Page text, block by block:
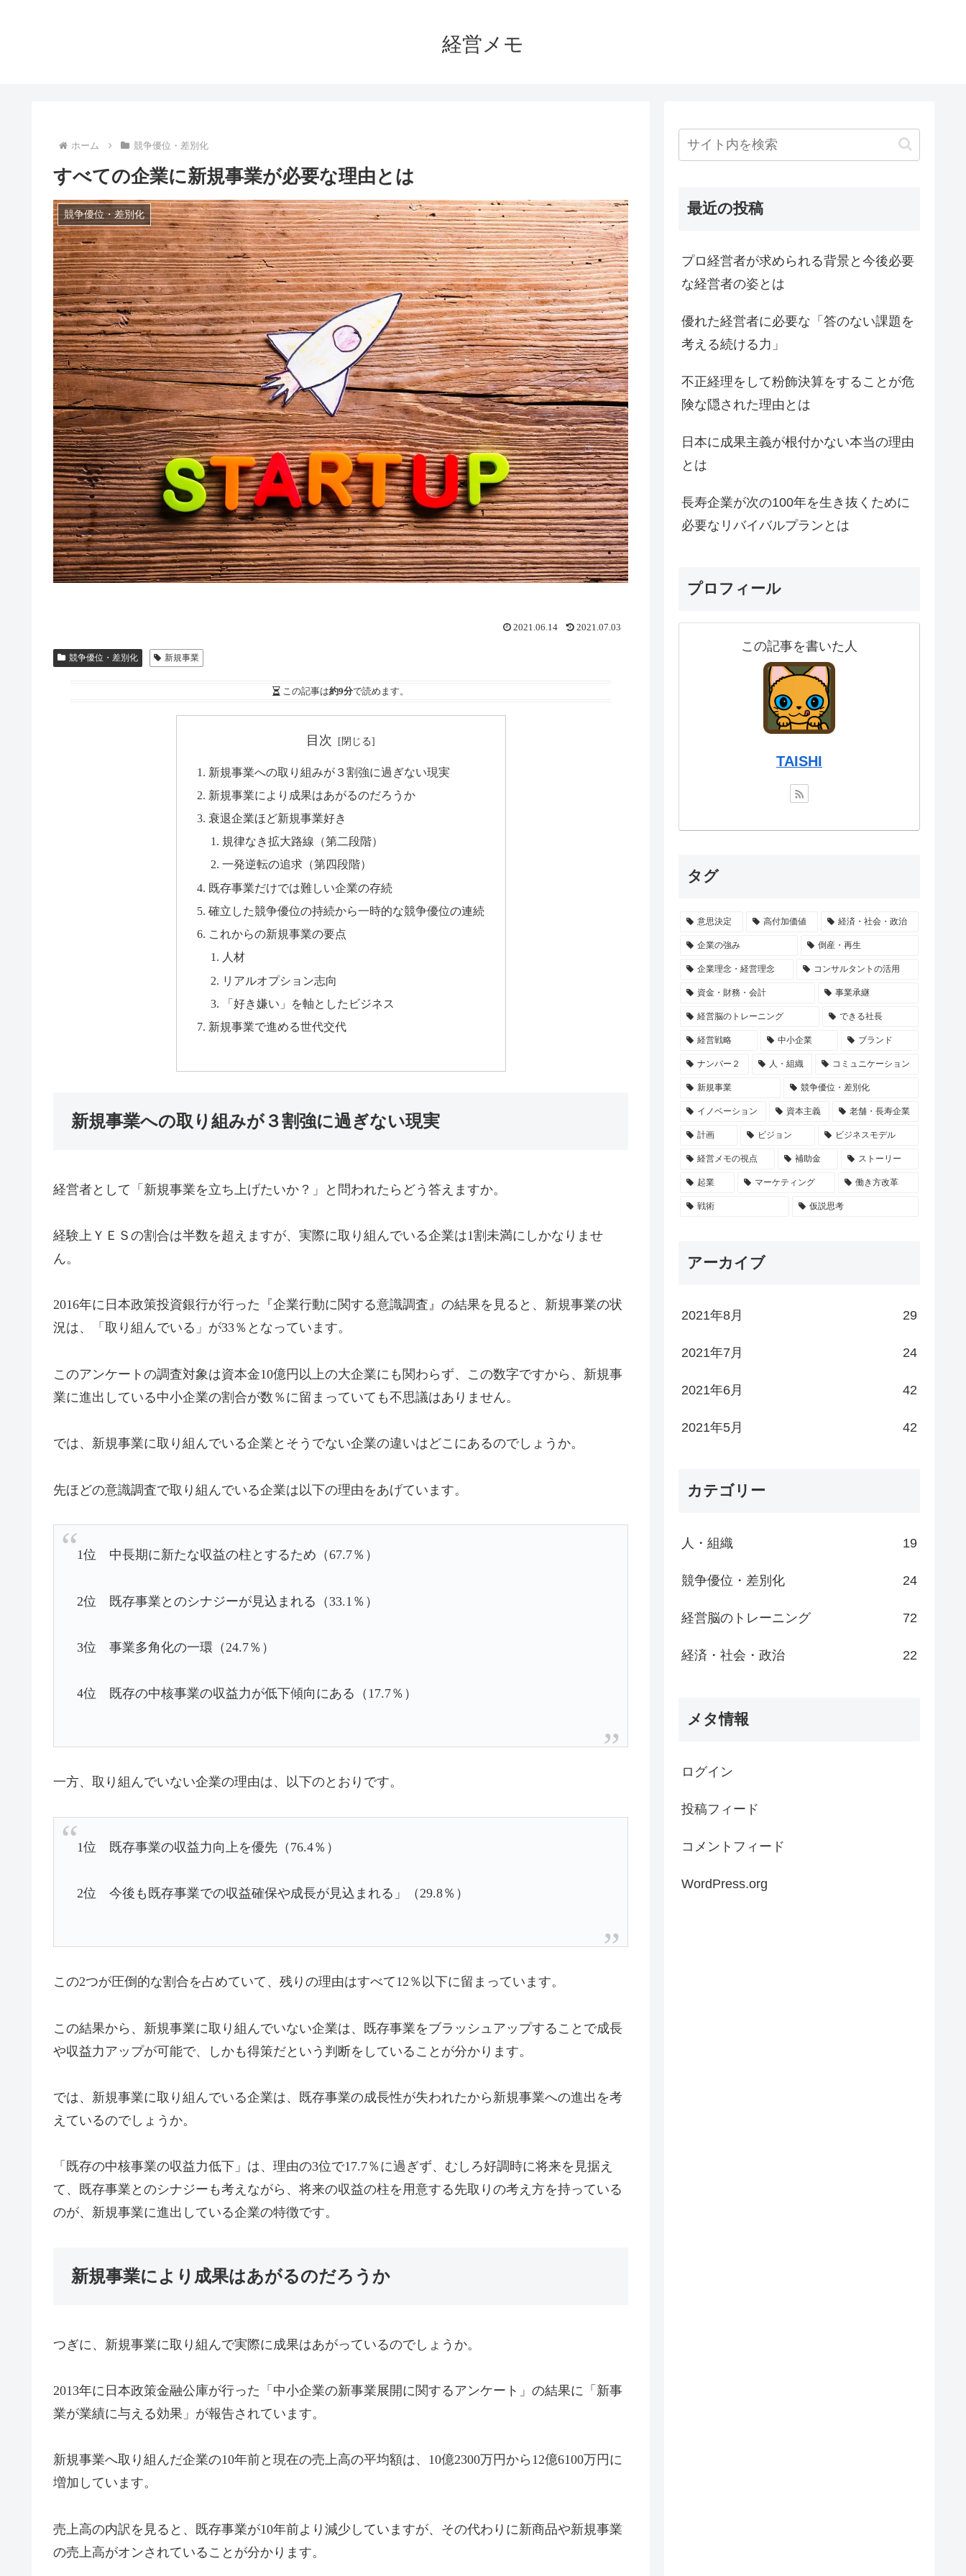
経営メモ
ホーム 競争優位・差別化
すべての企業に新規事業が必要な理由とは
競争優位・差別化
2021.06.14 2021.07.03
競争優位・差別化 新規事業
この記事は約9分で読めます。
目次
新規事業への取り組みが３割強に過ぎない現実
新規事業により成果はあがるのだろうか
衰退企業ほど新規事業好き
規律なき拡大路線（第二段階）
一発逆転の追求（第四段階）
既存事業だけでは難しい企業の存続
確立した競争優位の持続から一時的な競争優位の連続
これからの新規事業の要点
人材
リアルオプション志向
「好き嫌い」を軸としたビジネス
新規事業で進める世代交代
新規事業への取り組みが３割強に過ぎない現実
経営者として「新規事業を立ち上げたいか？」と問われたらどう答えますか。
経験上ＹＥＳの割合は半数を超えますが、実際に取り組んでいる企業は1割未満にしかなりませ
ん。
2016年に日本政策投資銀行が行った『企業行動に関する意識調査』の結果を見ると、新規事業の状
況は、「取り組んでいる」が33％となっています。
このアンケートの調査対象は資本金10億円以上の大企業にも関わらず、この数字ですから、新規事
業に進出している中小企業の割合が数％に留まっていても不思議はありません。
では、新規事業に取り組んでいる企業とそうでない企業の違いはどこにあるのでしょうか。
先ほどの意識調査で取り組んでいる企業は以下の理由をあげています。
1位 中長期に新たな収益の柱とするため（67.7％）
2位 既存事業とのシナジーが見込まれる（33.1％）
3位 事業多角化の一環（24.7％）
4位 既存の中核事業の収益力が低下傾向にある（17.7％）
一方、取り組んでいない企業の理由は、以下のとおりです。
1位 既存事業の収益力向上を優先（76.4％）
2位 今後も既存事業での収益確保や成長が見込まれる」（29.8％）
この2つが圧倒的な割合を占めていて、残りの理由はすべて12％以下に留まっています。
この結果から、新規事業に取り組んでいない企業は、既存事業をブラッシュアップすることで成長
や収益力アップが可能で、しかも得策だという判断をしていることが分かります。
では、新規事業に取り組んでいる企業は、既存事業の成長性が失われたから新規事業への進出を考
えているのでしょうか。
「既存の中核事業の収益力低下」は、理由の3位で17.7％に過ぎず、むしろ好調時に将来を見据え
て、既存事業とのシナジーも考えながら、将来の収益の柱を用意する先取りの考え方を持っている
のが、新規事業に進出している企業の特徴です。
新規事業により成果はあがるのだろうか
つぎに、新規事業に取り組んで実際に成果はあがっているのでしょうか。
2013年に日本政策金融公庫が行った「中小企業の新事業展開に関するアンケート」の結果に「新事
業が業績に与える効果」が報告されています。
新規事業へ取り組んだ企業の10年前と現在の売上高の平均額は、10億2300万円から12億6100万円に
増加しています。
売上高の内訳を見ると、既存事業が10年前より減少していますが、その代わりに新商品や新規事業
の売上高がオンされていることが分かります。
最近の投稿
プロ経営者が求められる背景と今後必要
な経営者の姿とは
優れた経営者に必要な「答のない課題を
考える続ける力」
不正経理をして粉飾決算をすることが危
険な隠された理由とは
日本に成果主義が根付かない本当の理由
とは
長寿企業が次の100年を生き抜くために
必要なリバイバルプランとは
プロフィール
この記事を書いた人
TAISHI
タグ
意思決定 高付加価値 経済・社会・政治
企業の強み 倒産・再生
企業理念・経営理念 コンサルタントの活用
資金・財務・会計 事業承継
経営脳のトレーニング できる社長
経営戦略 中小企業 ブランド
ナンバー２ 人・組織 コミュニケーション
新規事業 競争優位・差別化
イノベーション 資本主義 老舗・長寿企業
計画 ビジョン ビジネスモデル
経営メモの視点 補助金 ストーリー
起業 マーケティング 働き方改革
戦術 仮説思考
アーカイブ
2021年8月 29
2021年7月 24
2021年6月 42
2021年5月 42
カテゴリー
人・組織 19
競争優位・差別化 24
経営脳のトレーニング 72
経済・社会・政治 22
メタ情報
ログイン
投稿フィード
コメントフィード
WordPress.org